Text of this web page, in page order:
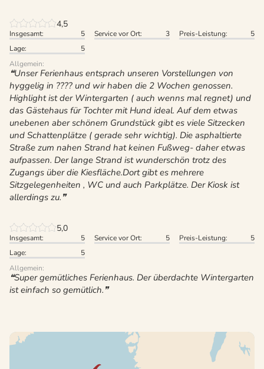
4,5
Insgesamt: 5 Service vor Ort: 3 Preis-Leistung:
5
Lage:
5
Allgemein:
Unser Ferienhaus entsprach unseren Vorstellungen von
hyggelig in ???? und wir haben die 2 Wochen genossen.
Highlight ist der Wintergarten ( auch wenns mal regnet) und
das Gästehaus für Tochter mit Hund ideal. Auf dem etwas
unebenen aber schönem Grundstück gibt es viele Sitzecken
und Schattenplätze ( gerade sehr wichtig). Die asphaltierte
Straße zum nahen Strand hat keinen Fußweg- daher etwas
aufpassen. Der lange Strand ist wunderschön trotz des
Zugangs über die Kiesfläche.Dort gibt es mehrere
Sitzgelegenheiten , WC und auch Parkplätze. Der Kiosk ist
allerdings zu.
5,0
Insgesamt: 5 Service vor Ort: 5 Preis-Leistung:
5
Lage:
5
Allgemein:
Super gemütliches Ferienhaus. Der überdachte Wintergarten
ist einfach so gemütlich.